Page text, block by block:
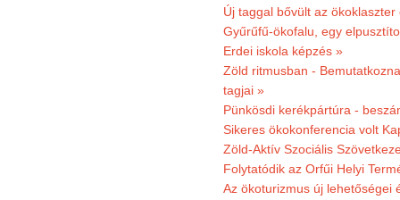
Új taggal bővült az ökoklaszter
Gyűrűfű-ökofalu, egy
Erdei iskola képzés »
Zöld ritmusban -
tagjai »
Pünkösdi kerékpártúra -
Sikeres ökokonferencia volt
Zöld-Aktív Szociális
Folytatódik az Orfűi Helyi
Az ökoturizmus új lehetőségei